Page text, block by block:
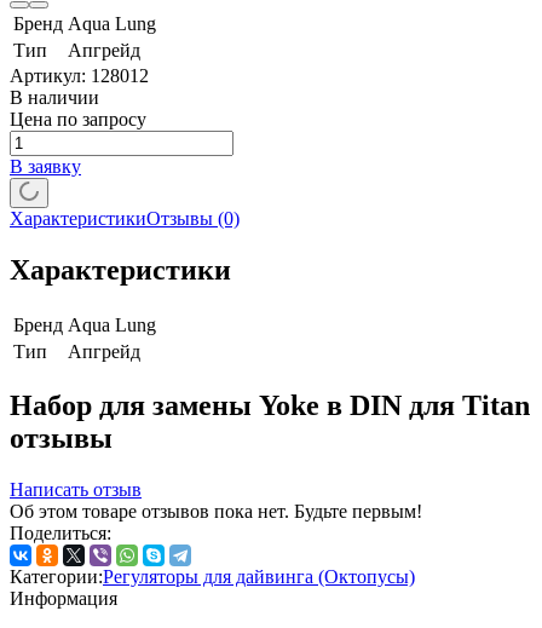
Бренд Aqua Lung
Тип
Апгрейд
Артикул: 128012
В наличии
Цена по запросу
В заявку
ХарактеристикиОтзывы (0)
Характеристики
Бренд Aqua Lung
Тип
Апгрейд
Набор для замены Yoke в DIN для Titan
отзывы
Написать отзыв
Об этом товаре отзывов пока нет. Будьте первым!
Поделиться:
Категории:Регуляторы для дайвинга (Октопусы)
Информация